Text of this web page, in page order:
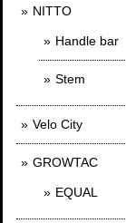
NITTO
Handle bar
Stem
Velo City
GROWTAC
EQUAL